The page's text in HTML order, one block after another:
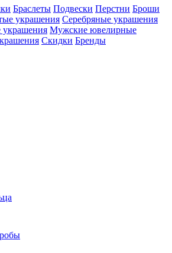
Браслеты Подвески Перстни Броши
украшения Серебряные украшения
украшения Мужские ювелирные
Скидки Бренды